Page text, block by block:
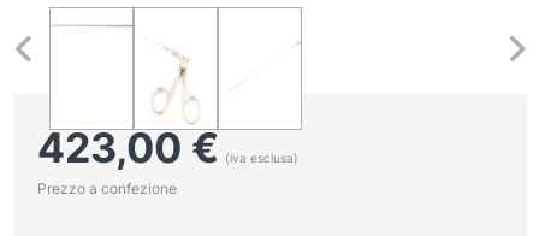
423,00€ (iva esclusa)
Prezzo a confezione